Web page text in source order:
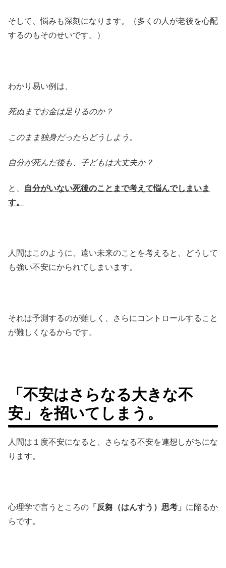
そして、悩みも深刻になります。（多くの人が老後を心配
するのもそのせいです。）
わかり易い例は、
死ぬまでお金は足りるのか？
このまま独身だったらどうしよう。
自分が死んだ後も、子どもは大丈夫か？
と、
自分がいない死後のことまで考えて悩んでしまいま
す。
人間はこのように、遠い未来のことを考えると、どうして
も強い不安にかられてしまいます。
それは予測するのが難しく、さらにコントロールすること
が難しくなるからです。
「不安はさらなる大きな不
安」を招いてしまう。
人間は１度不安になると、さらなる不安を連想しがちにな
ります。
心理学で言うところの 「反芻（はんすう）思考」 に陥るか
らです。